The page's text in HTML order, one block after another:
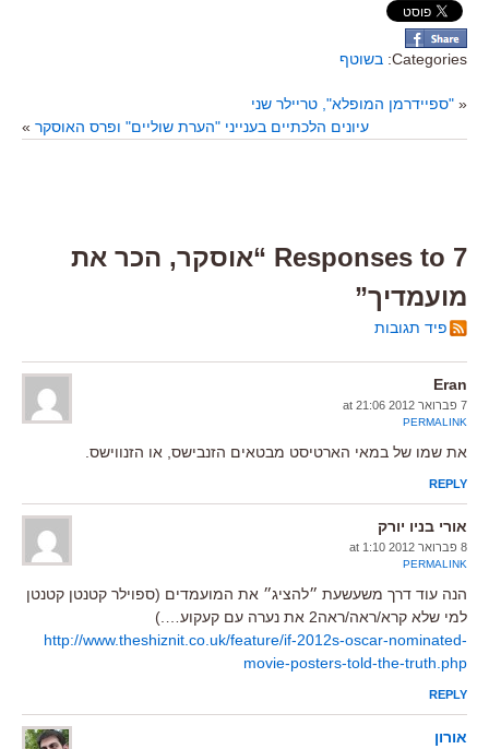
Categories: בשוטף
« "ספיידרמן המופלא", טריילר שני
עיונים הלכתיים בענייני "הערת שוליים" ופרס האוסקר »
7 Responses to “אוסקר, הכר את
מועמדיך”
פיד תגובות
Eran
7 פברואר 2012 at 21:06
PERMALINK
את שמו של במאי הארטיסט מבטאים הזנבישס, או הזנווישס.
REPLY
אורי בניו יורק
8 פברואר 2012 at 1:10
PERMALINK
הנה עוד דרך משעשעת ״להציג״ את המועמדים (ספוילר קטנטן קטנטן
למי שלא קרא/ראה/ראה2 את נערה עם קעקוע….)
http://www.theshiznit.co.uk/feature/if-2012s-oscar-nominated-
movie-posters-told-the-truth.php
REPLY
אורון